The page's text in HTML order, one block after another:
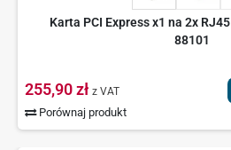
Karta PCI Express x1 na 2x
88101
255,90 zł z VAT
Porównaj produkt